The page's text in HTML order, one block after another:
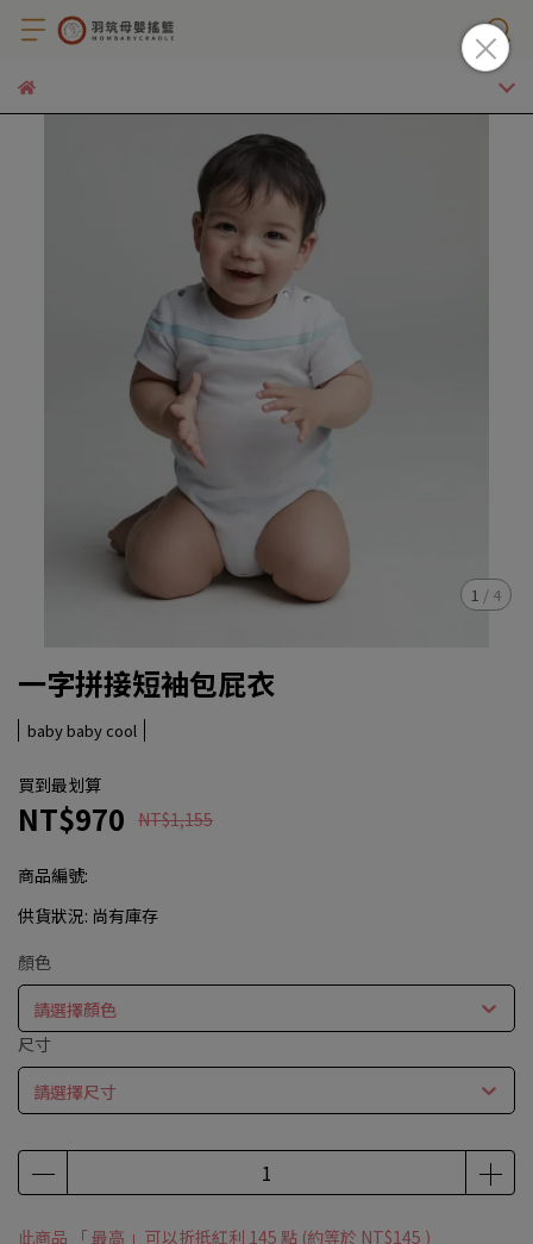
1 / 4
一字拼接短袖包屁衣
baby baby cool
買到最划算
NT$970 NT$1,155
商品編號:
供貨狀況: 尚有庫存
顏色
請選擇顏色
尺寸
請選擇尺寸
此商品 「 最高 」可以折抵紅利 145 點 (約等於 NT$145 )